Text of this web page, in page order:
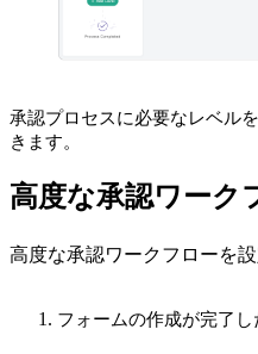
承認プロセスに必要なレベルを
きます。
高度な承認ワーク
高度な承認ワークフローを設
フォームの作成が完了し